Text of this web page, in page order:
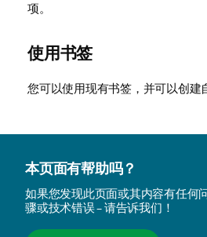
项。
使用书签
您可以使用现有书签，并可以创建
本页面有帮助吗？
如果您发现此页面或其内容有任何
骤或技术错误 – 请告诉我们！